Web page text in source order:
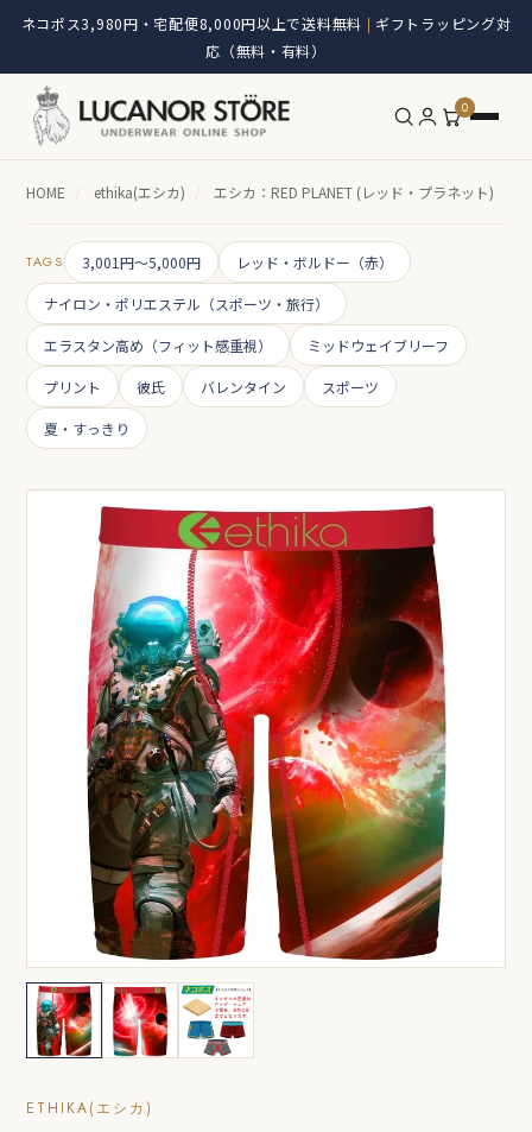
ネコポス3,980円・宅配便8,000円以上で送料無料 | ギフトラッピング対
応（無料・有料）
0
HOME / ethika(エシカ) / エシカ：RED PLANET (レッド・プラネット)
TAGS 3,001円～5,000円 レッド・ボルドー（赤）
ナイロン・ポリエステル（スポーツ・旅行）
エラスタン高め（フィット感重視） ミッドウェイブリーフ
プリント 彼氏 バレンタイン スポーツ
夏・すっきり
ETHIKA(エシカ)